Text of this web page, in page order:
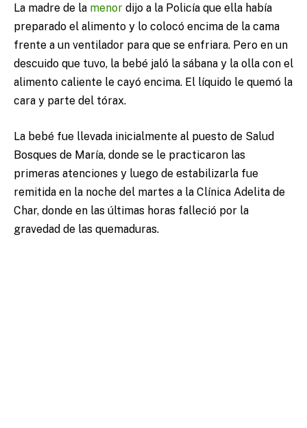
La madre de la menor dijo a la Policía que ella había
preparado el alimento y lo colocó encima de la cama
frente a un ventilador para que se enfriara. Pero en un
descuido que tuvo, la bebé jaló la sábana y la olla con el
alimento caliente le cayó encima. El líquido le quemó la
cara y parte del tórax.
La bebé fue llevada inicialmente al puesto de Salud
Bosques de María, donde se le practicaron las
primeras atenciones y luego de estabilizarla fue
remitida en la noche del martes a la Clínica Adelita de
Char, donde en las últimas horas falleció por la
gravedad de las quemaduras.